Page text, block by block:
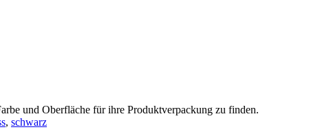
und Oberfläche für ihre Produktverpackung zu finden.
, schwarz